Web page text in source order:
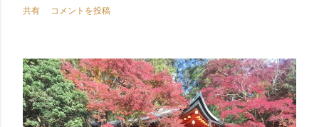
共有 コメントを投稿